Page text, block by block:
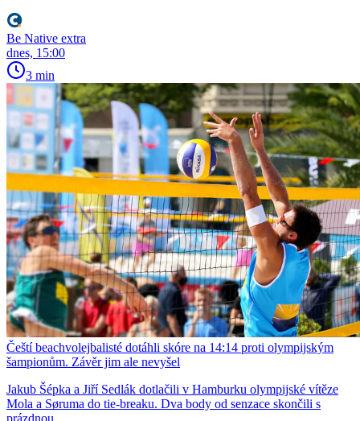
Be Native extra
dnes, 15:00
3 min
Čeští beachvolejbalisté dotáhli skóre na 14:14 proti olympijským
šampionům. Závěr jim ale nevyšel
Jakub Šépka a Jiří Sedlák dotlačili v Hamburku olympijské vítěze
Mola a Søruma do tie-breaku. Dva body od senzace skončili s